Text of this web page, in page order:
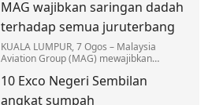
supaya tidak sesekali menyalahguna
kuasa…
MAG wajibkan saringan dadah
terhadap semua juruterbang
KUALA LUMPUR, 7 Ogos – Malaysia
Aviation Group (MAG) mewajibkan
juruterbang di bawah syarikat
penerbangannya bagi memperkukuh…
10 Exco Negeri Sembilan
angkat sumpah